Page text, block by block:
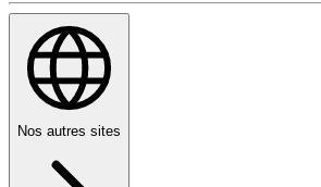
Nos autres sites